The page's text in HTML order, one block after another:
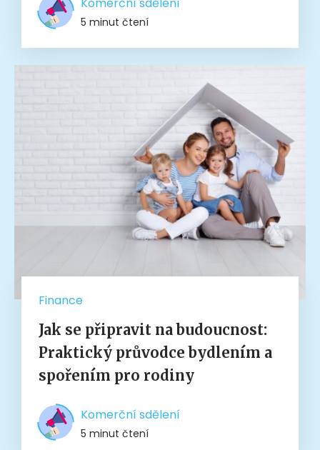
5 minut čtení
Finance
Jak se připravit na budoucnost:
Praktický průvodce bydlením a
spořením pro rodiny
Komerční sdělení
5 minut čtení